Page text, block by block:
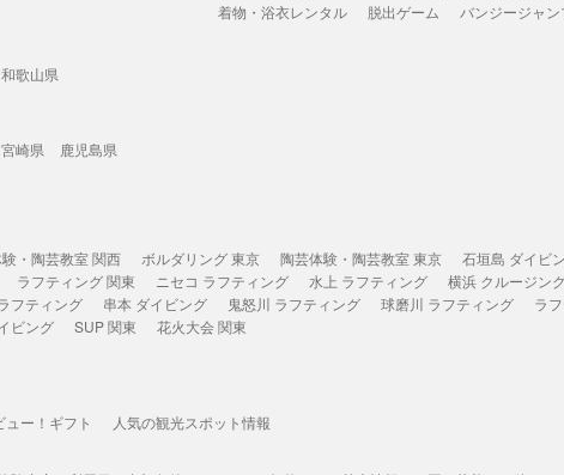
和歌山県
宮崎県
鹿児島県
着物・浴衣レンタル
脱出ゲーム バンジージャン
・陶芸教室 関西 ボルダリング 東京 陶芸体験・陶芸教室 東京 石垣島 ダイビ
ラフティング 関東 ニセコ ラフティング 水上 ラフティング 横浜 クルージン
フティング 串本 ダイビング 鬼怒川 ラフティング 球磨川 ラフティング ラ
ビング SUP 関東 花火大会 関東
ュー！ギフト 人気の観光スポット情報